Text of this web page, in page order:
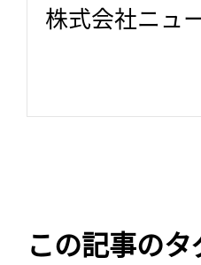
株式会社ニュ
この記事のタ